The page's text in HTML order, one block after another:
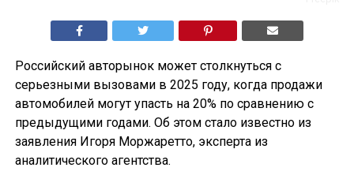
Российский авторынок может столкнуться с
серьезными вызовами в 2025 году, когда продажи
автомобилей могут упасть на 20% по сравнению с
предыдущими годами. Об этом стало известно из
заявления Игоря Моржаретто, эксперта из
аналитического агентства.